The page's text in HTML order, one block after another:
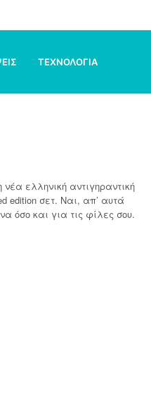
ΤΕΧΝΟΛΟΓΙΑ
ελληνική αντιγηραντική
edition σετ. Ναι, απ’ αυτά
όσο και για τις φίλες σου.